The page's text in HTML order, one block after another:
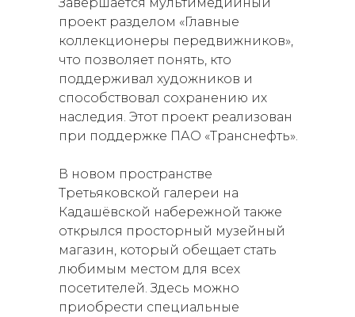
проект разделом «Главные
коллекционеры передвижников»,
что позволяет понять, кто
поддерживал художников и
способствовал сохранению их
наследия. Этот проект реализован
при поддержке ПАО «Транснефть».
В новом пространстве
Третьяковской галереи на
Кадашёвской набережной также
открылся просторный музейный
магазин, который обещает стать
любимым местом для всех
посетителей. Здесь можно
приобрести специальные